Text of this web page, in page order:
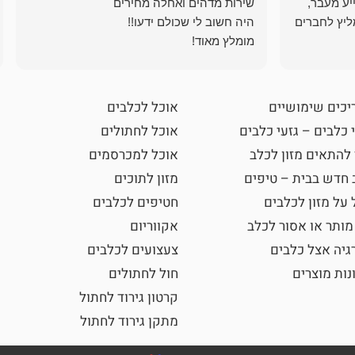
מעבר,
לחברים
מומלץ מאוד!
שימושיים
כלבים – גזעי כלבים
להתאים מזון לכלב
חדש בבית – טיפים
על מזון לכלבים
או אסור לכלב
אצל כלבים
מוצרים
אוכל לכלבים
אוכל לחתולים
אוכל למכרסמים
מזון לתוכים
חטיפים לכלבים
אקווריום
צעצועים לכלבים
חול לחתולים
קרטון גירוד לחתול
מתקן גירוד לחתול